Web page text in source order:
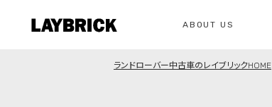
ABOUT US
ランドローバー中古車のレイブリックHOME